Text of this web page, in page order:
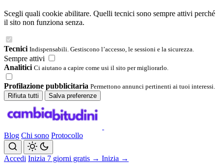
Scegli quali cookie abilitare. Quelli tecnici sono sempre attivi perché
il sito non funziona senza.
Tecnici Indispensabili. Gestiscono l’accesso, le sessioni e la sicurezza.
Sempre attivi
Analitici Ci aiutano a capire come usi il sito per migliorarlo.
Profilazione pubblicitaria Permettono annunci pertinenti ai tuoi interessi.
Rifiuta tutti
Salva preferenze
Blog Chi sono Protocollo
Accedi Inizia 7 giorni gratis → Inizia →